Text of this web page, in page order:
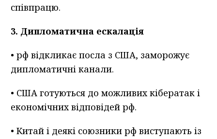
співпрацю.
3. Дипломатична ескалація
• рф відкликає посла з США, заморожує
дипломатичні канали.
• США готуються до можливих кібератак і
економічних відповідей рф.
• Китай і деякі союзники рф виступають із